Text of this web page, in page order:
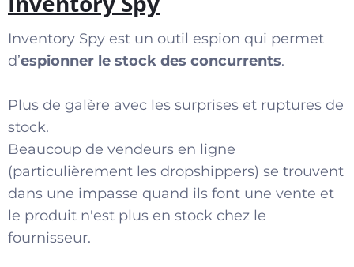
Inventory Spy est un outil espion qui permet
d’espionner le stock des concurrents.
Plus de galère avec les surprises et ruptures de
stock.
Beaucoup de vendeurs en ligne
(particulièrement les dropshippers) se trouvent
dans une impasse quand ils font une vente et
le produit n'est plus en stock chez le
fournisseur.